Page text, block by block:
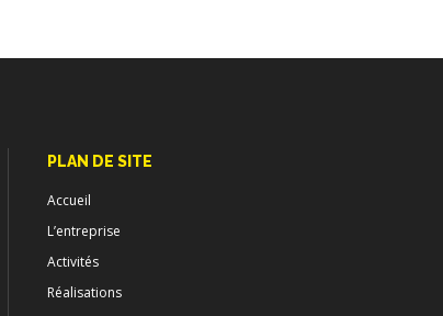
PLAN DE SITE
Accueil
L’entreprise
Activités
Réalisations